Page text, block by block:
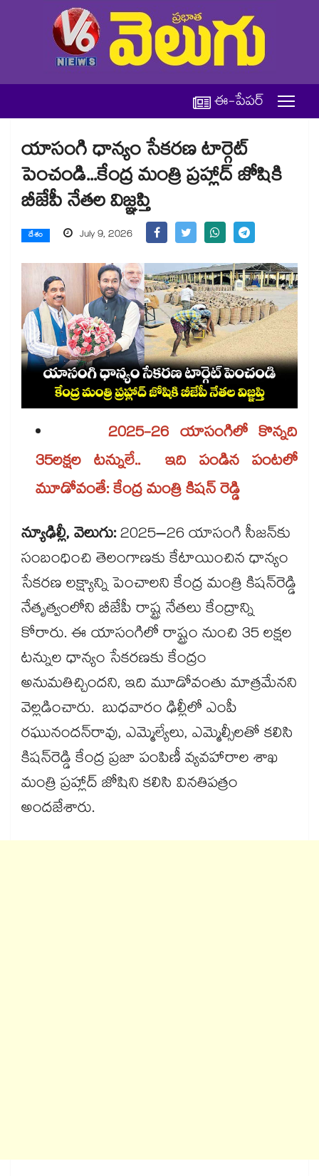
ఈ-పేపర్
యాసంగి ధాన్యం సేకరణ టార్గెట్
పెంచండి...కేంద్ర మంత్రి ప్రహ్లాద్ జోషికి
బీజేపీ నేతల విజ్ఞప్తి
దేశం July 9, 2026
2025-26 యాసంగిలో కొన్నది
35లక్షల టన్నులే.. ఇది పండిన పంటలో
మూడోవంతే: కేంద్ర మంత్రి కిషన్ రెడ్డి
న్యూఢిల్లీ, వెలుగు:2025–26 యాసంగి సీజన్‌‌‌‌‌‌‌‌‌‌‌‌‌‌‌‌కు
సంబంధించి తెలంగాణకు కేటాయించిన ధాన్యం
సేకరణ లక్ష్యాన్ని పెంచాలని కేంద్ర మంత్రి కిషన్‌‌‌‌‌‌‌‌‌‌‌‌‌‌‌‌రెడ్డి
నేతృత్వంలోని బీజేపీ రాష్ట్ర నేతలు కేంద్రాన్ని
కోరారు. ఈ యాసంగిలో రాష్ట్రం నుంచి 35 లక్షల
టన్నుల ధాన్యం సేకరణకు కేంద్రం
అనుమతిచ్చిందని, ఇది మూడోవంతు మాత్రమేనని
వెల్లడించారు. బుధవారం ఢిల్లీలో ఎంపీ
రఘునందన్‌‌‌‌‌‌‌‌‌‌‌‌‌‌‌‌రావు, ఎమ్మెల్యేలు, ఎమ్మెల్సీలతో కలిసి
కిషన్‌‌‌‌‌‌‌‌‌‌‌‌‌‌‌‌రెడ్డి కేంద్ర ప్రజా పంపిణీ వ్యవహారాల శాఖ
మంత్రి ప్రహ్లాద్ జోషిని కలిసి వినతిపత్రం
అందజేశారు.